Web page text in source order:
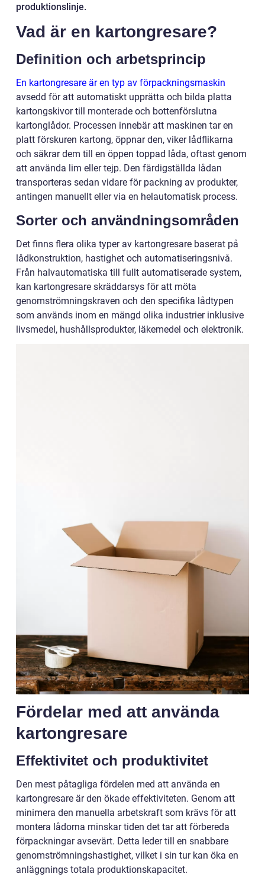
produktionslinje.
Vad är en kartongresare?
Definition och arbetsprincip
En kartongresare är en typ av förpackningsmaskin
avsedd för att automatiskt upprätta och bilda platta
kartongskivor till monterade och bottenförslutna
kartonglådor. Processen innebär att maskinen tar en
platt förskuren kartong, öppnar den, viker lådflikarna
och säkrar dem till en öppen toppad låda, oftast genom
att använda lim eller tejp. Den färdigställda lådan
transporteras sedan vidare för packning av produkter,
antingen manuellt eller via en helautomatisk process.
Sorter och användningsområden
Det finns flera olika typer av kartongresare baserat på
lådkonstruktion, hastighet och automatiseringsnivå.
Från halvautomatiska till fullt automatiserade system,
kan kartongresare skräddarsys för att möta
genomströmningskraven och den specifika lådtypen
som används inom en mängd olika industrier inklusive
livsmedel, hushållsprodukter, läkemedel och elektronik.
Fördelar med att använda
kartongresare
Effektivitet och produktivitet
Den mest påtagliga fördelen med att använda en
kartongresare är den ökade effektiviteten. Genom att
minimera den manuella arbetskraft som krävs för att
montera lådorna minskar tiden det tar att förbereda
förpackningar avsevärt. Detta leder till en snabbare
genomströmningshastighet, vilket i sin tur kan öka en
anläggnings totala produktionskapacitet.